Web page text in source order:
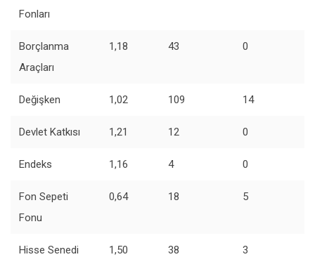
Fonları
Borçlanma
Araçları
1,18 43 0
Değişken 1,02 109 14
Devlet Katkısı 1,21 12 0
Endeks 1,16 4 0
Fon Sepeti
Fonu
0,64 18 5
Hisse Senedi 1,50 38 3